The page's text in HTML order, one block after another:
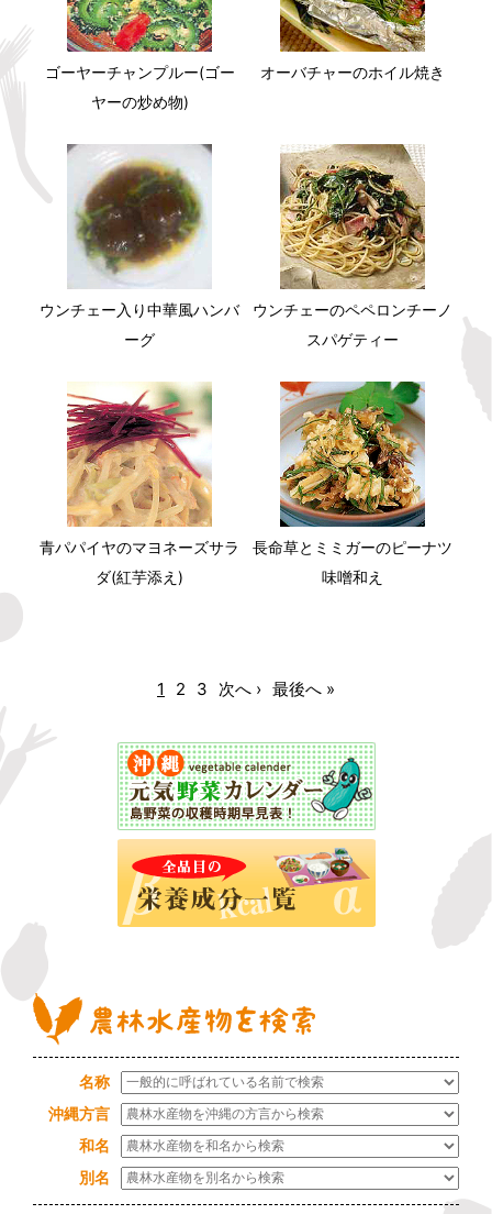
ゴーヤーチャンプルー(ゴー
ヤーの炒め物)
オーバチャーのホイル焼き
ウンチェー入り中華風ハンバ
ーグ
ウンチェーのペペロンチーノ
スパゲティー
青パパイヤのマヨネーズサラ
ダ(紅芋添え)
長命草とミミガーのピーナツ
味噌和え
1 2 3 次へ › 最後へ »
名称
沖縄方言
和名
別名